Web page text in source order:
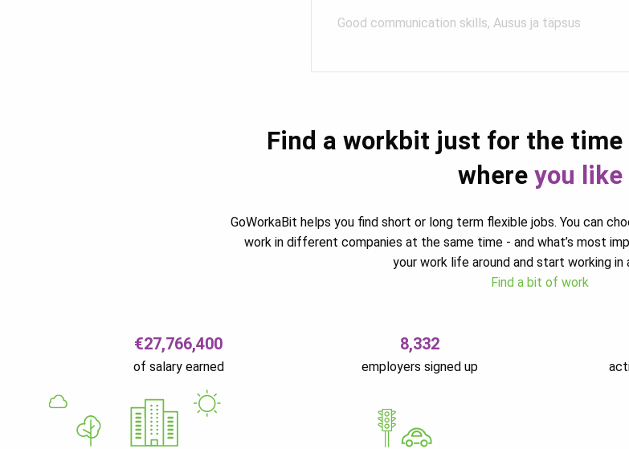
Good communication skills, Ausus ja täpsus
Find a workbit just for the time
where you like
GoWorkaBit helps you find short or long term flexible jobs. You can
work in different companies at the same time - and what’s most
your work life around and start working in
Find a bit of work
€27,766,400
of salary earned
8,332
employers signed up